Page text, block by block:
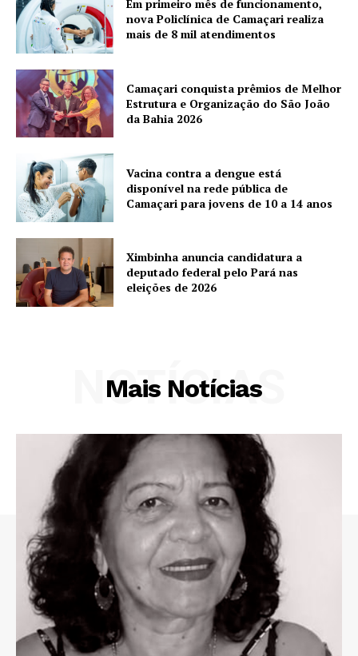
Em primeiro mês de funcionamento,
nova Policlínica de Camaçari realiza
mais de 8 mil atendimentos
Camaçari conquista prêmios de Melhor
Estrutura e Organização do São João
da Bahia 2026
Vacina contra a dengue está
disponível na rede pública de
Camaçari para jovens de 10 a 14 anos
Ximbinha anuncia candidatura a
deputado federal pelo Pará nas
eleições de 2026
Mais Notícias
NOTÍCIAS